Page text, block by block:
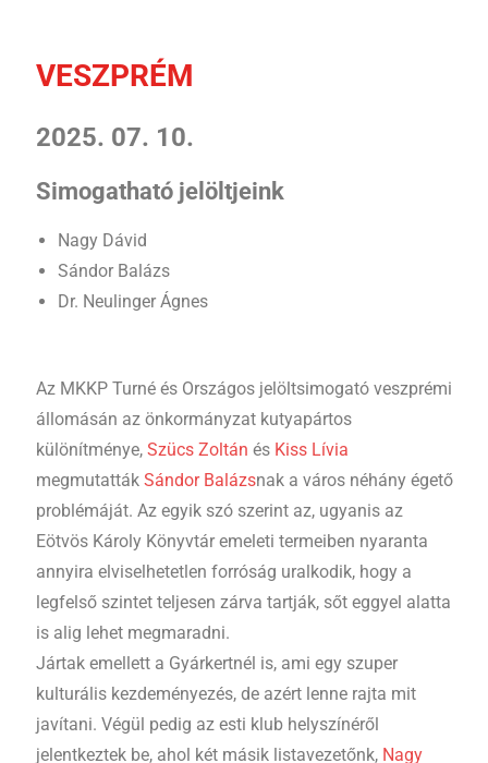
VESZPRÉM
2025. 07. 10.
Simogatható jelöltjeink
Nagy Dávid
Sándor Balázs
Dr. Neulinger Ágnes
Az MKKP Turné és Országos jelöltsimogató veszprémi
állomásán az önkormányzat kutyapártos
különítménye, Szücs Zoltán és Kiss Lívia
megmutatták Sándor Balázsnak a város néhány égető
problémáját. Az egyik szó szerint az, ugyanis az
Eötvös Károly Könyvtár emeleti termeiben nyaranta
annyira elviselhetetlen forróság uralkodik, hogy a
legfelső szintet teljesen zárva tartják, sőt eggyel alatta
is alig lehet megmaradni.
Jártak emellett a Gyárkertnél is, ami egy szuper
kulturális kezdeményezés, de azért lenne rajta mit
javítani. Végül pedig az esti klub helyszínéről
jelentkeztek be, ahol két másik listavezetőnk, Nagy